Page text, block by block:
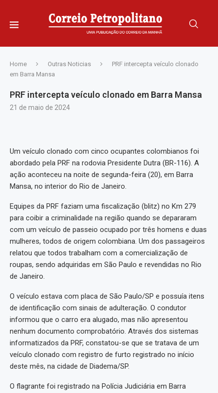
Home Outras Noticias
PRF intercepta veículo clonado
em Barra Mansa
PRF intercepta veículo clonado em Barra Mansa
21 de maio de 2024
Um veículo clonado com cinco ocupantes colombianos foi
abordado pela PRF na rodovia Presidente Dutra (BR-116). A
ação aconteceu na noite de segunda-feira (20), em Barra
Mansa, no interior do Rio de Janeiro.
Equipes da PRF faziam uma fiscalização (blitz) no Km 279
para coibir a criminalidade na região quando se depararam
com um veículo de passeio ocupado por três homens e duas
mulheres, todos de origem colombiana. Um dos passageiros
relatou que todos trabalham com a comercialização de
roupas, sendo adquiridas em São Paulo e revendidas no Rio
de Janeiro.
O veículo estava com placa de São Paulo/SP e possuía itens
de identificação com sinais de adulteração. O condutor
informou que o carro era alugado, mas não apresentou
nenhum documento comprobatório. Através dos sistemas
informatizados da PRF, constatou-se que se tratava de um
veículo clonado com registro de furto registrado no início
deste mês, na cidade de Diadema/SP.
O flagrante foi registrado na Polícia Judiciária em Barra